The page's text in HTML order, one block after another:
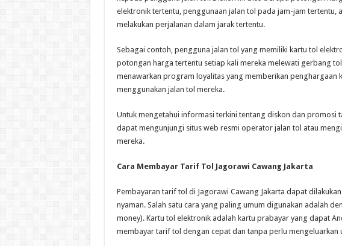
elektronik tertentu, penggunaan jalan tol pada jam-jam tertentu,
melakukan perjalanan dalam jarak tertentu.
Sebagai contoh, pengguna jalan tol yang memiliki kartu tol
potongan harga tertentu setiap kali mereka melewati gerbang
menawarkan program loyalitas yang memberikan penghargaan
menggunakan jalan tol mereka.
Untuk mengetahui informasi terkini tentang diskon dan promosi
dapat mengunjungi situs web resmi operator jalan tol atau
mereka.
Cara Membayar Tarif Tol Jagorawi Cawang Jakarta
Pembayaran tarif tol di Jagorawi Cawang Jakarta dapat
nyaman. Salah satu cara yang paling umum digunakan adalah
money). Kartu tol elektronik adalah kartu prabayar yang dapat
membayar tarif tol dengan cepat dan tanpa perlu mengeluarkan